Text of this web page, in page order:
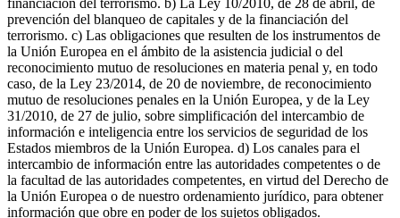
prevención del blanqueo de capitales y de la financiación del
terrorismo. c) Las obligaciones que resulten de los instrumentos de
la Unión Europea en el ámbito de la asistencia judicial o del
reconocimiento mutuo de resoluciones en materia penal y, en todo
caso, de la Ley 23/2014, de 20 de noviembre, de reconocimiento
mutuo de resoluciones penales en la Unión Europea, y de la Ley
31/2010, de 27 de julio, sobre simplificación del intercambio de
información e inteligencia entre los servicios de seguridad de los
Estados miembros de la Unión Europea. d) Los canales para el
intercambio de información entre las autoridades competentes o de
la facultad de las autoridades competentes, en virtud del Derecho de
la Unión Europea o de nuestro ordenamiento jurídico, para obtener
información que obre en poder de los sujetos obligados.